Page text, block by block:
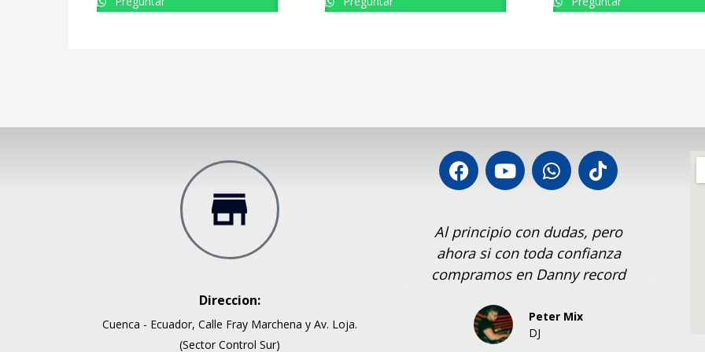
Direccion:
Cuenca - Ecuador, Calle Fray Marchena y Av. Loja.
(Sector Control Sur)
Trabajando siempre con lo mejor!!
comprado en Danny Records
Alejandro Landivar
Al principio con dudas, pero
ahora si con toda confianza
compramos en Danny record
Peter Mix
Si recomiento
Record, los